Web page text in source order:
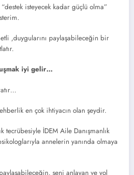
isteyecek kadar güçlü olma”
,duygularını paylaşabileceğin bir
iyi gelir…
en çok ihtiyacın olan şeydir.
tecrübesiyle İDEM Aile Danışmanlık
annelerin yanında olmaya
seni anlayan ve yol